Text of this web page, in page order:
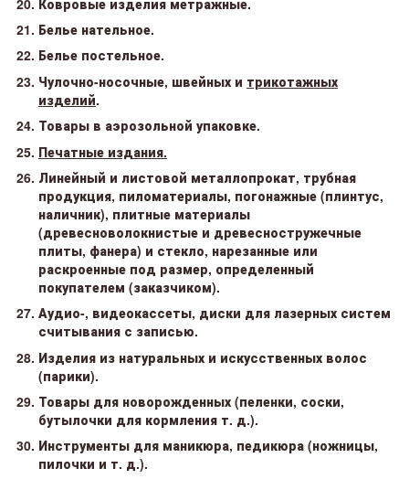
Белье нательное.
Белье постельное.
Чулочно-носочные, швейных и трикотажных
изделий.
Товары в аэрозольной упаковке.
Печатные издания.
Линейный и листовой металлопрокат, трубная
продукция, пиломатериалы, погонажные (плинтус,
наличник), плитные материалы
(древесноволокнистые и древесностружечные
плиты, фанера) и стекло, нарезанные или
раскроенные под размер, определенный
покупателем (заказчиком).
Аудио-, видеокассеты, диски для лазерных систем
считывания с записью.
Изделия из натуральных и искусственных волос
(парики).
Товары для новорожденных (пеленки, соски,
бутылочки для кормления т. д.).
Инструменты для маникюра, педикюра (ножницы,
пилочки и т. д.).